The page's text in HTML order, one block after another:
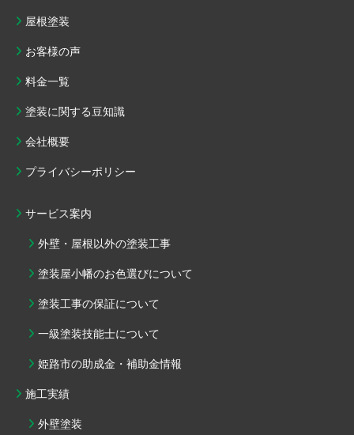
屋根塗装
お客様の声
料金一覧
塗装に関する豆知識
会社概要
プライバシーポリシー
サービス案内
外壁・屋根以外の塗装工事
塗装屋小幡のお色選びについて
塗装工事の保証について
一級塗装技能士について
姫路市の助成金・補助金情報
施工実績
外壁塗装